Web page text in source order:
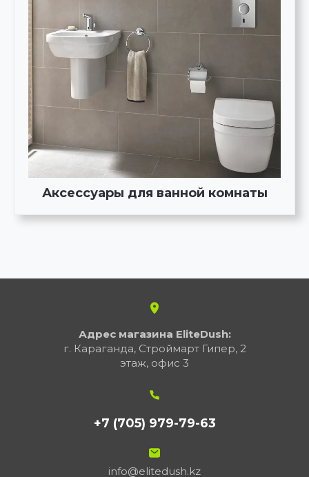
Аксессуары для ванной комнаты
Адрес магазина EliteDush:
г. Караганда, Строймарт Гипер, 2
этаж, офис 3
+7 (705) 979-79-63
info@elitedush.kz